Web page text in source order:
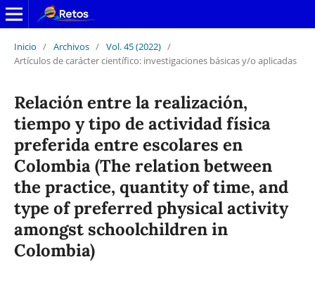
Inicio / Archivos / Vol. 45 (2022) /
Artículos de carácter científico: investigaciones básicas y/o aplicadas
Relación entre la realización,
tiempo y tipo de actividad física
preferida entre escolares en
Colombia (The relation between
the practice, quantity of time, and
type of preferred physical activity
amongst schoolchildren in
Colombia)